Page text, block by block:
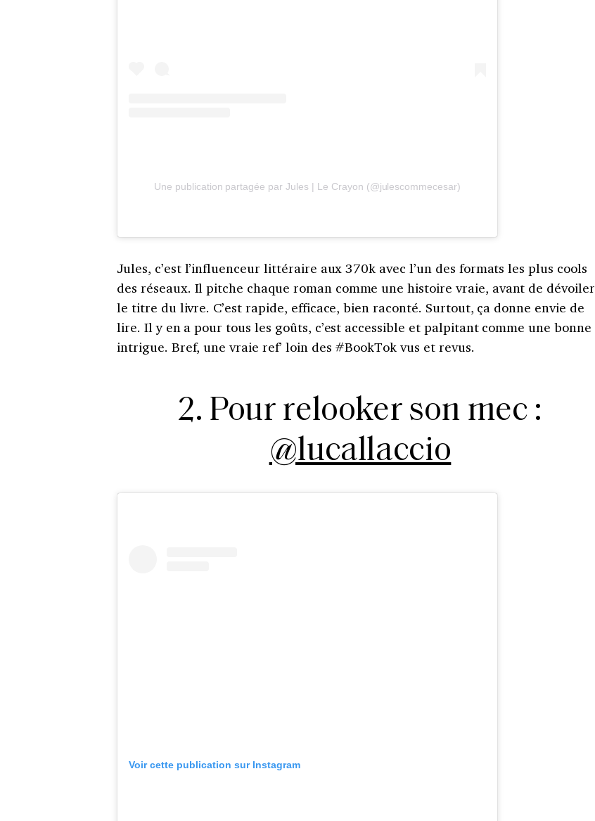
Une publication partagée par Jules | Le Crayon (@julescommecesar)
Jules, c’est l’influenceur littéraire aux 370k avec l’un des formats les plus cools
des réseaux. Il pitche chaque roman comme une histoire vraie, avant de dévoiler
le titre du livre. C’est rapide, efficace, bien raconté. Surtout, ça donne envie de
lire. Il y en a pour tous les goûts, c’est accessible et palpitant comme une bonne
intrigue. Bref, une vraie ref’ loin des #BookTok vus et revus.
2. Pour relooker son mec :
@lucallaccio
Voir cette publication sur Instagram